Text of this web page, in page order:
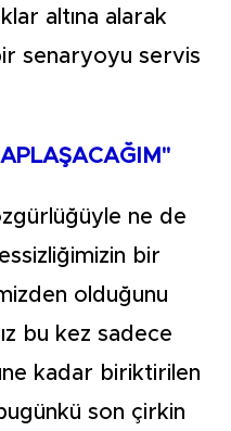
altına alarak
senaryoyu servis
ne de
bir
olduğunu
bu kez sadece
kadar biriktirilen
son çirkin